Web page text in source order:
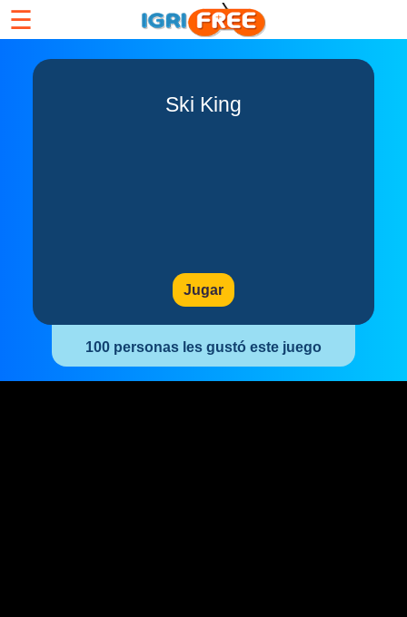
☰
Ski King
Jugar
100 personas les gustó este juego